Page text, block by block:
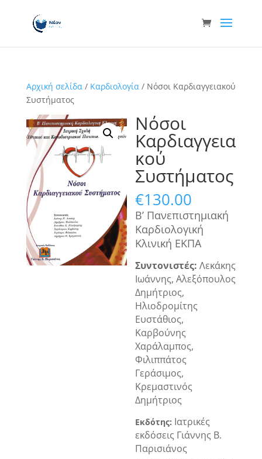
Αρχική σελίδα/ Καρδιολογία/ Νόσοι Καρδιαγγειακού
Συστήματος
Νόσοι
Καρδιαγγεια
κού
Συστήματος
€130.00
Β’ Πανεπιστημιακή
Καρδιολογική
Κλινική ΕΚΠΑ
Συντονιστές: Λεκάκης
Ιωάννης, Αλεξόπουλος
Δημήτριος,
Ηλιοδρομίτης
Ευστάθιος,
Καρβούνης
Χαράλαμπος,
Φιλιππάτος
Γεράσιμος,
Κρεμαστινός
Δημήτριος
Εκδότης: Ιατρικές
εκδόσεις Γιάννης Β.
Παρισιάνος